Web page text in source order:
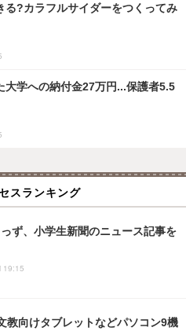
る?カラフルサイダーをつくってみ
大学への納付金27万円...保護者5.5
スランキング
ず、小学生新聞のニュース記事を
19:15
教向けタブレットなどパソコン9機